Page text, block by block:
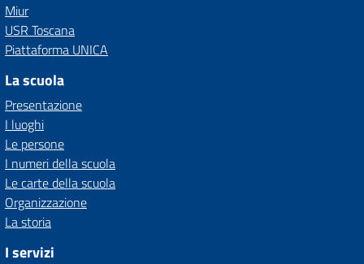
Miur
USR Toscana
Piattaforma UNICA
La scuola
Presentazione
I luoghi
Le persone
I numeri della scuola
Le carte della scuola
Organizzazione
La storia
I servizi